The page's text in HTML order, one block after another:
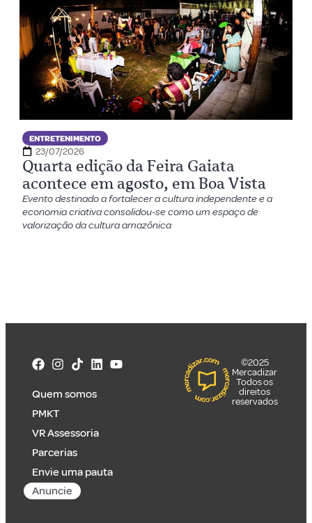
ENTRETENIMENTO
23/07/2026
Quarta edição da Feira Gaiata
acontece em agosto, em Boa Vista
Evento destinado a fortalecer a cultura independente e a
economia criativa consolidou-se como um espaço de
valorização da cultura amazônica
Quem somos
PMKT
VR Assessoria
Parcerias
Envie uma pauta
Anuncie
©2025
Mercadizar
Todos os
direitos
reservados